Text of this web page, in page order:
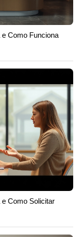
Como Funciona
Como Solicitar